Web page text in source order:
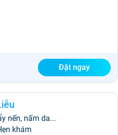
Đặt ngay
nến, nấm da...
khám